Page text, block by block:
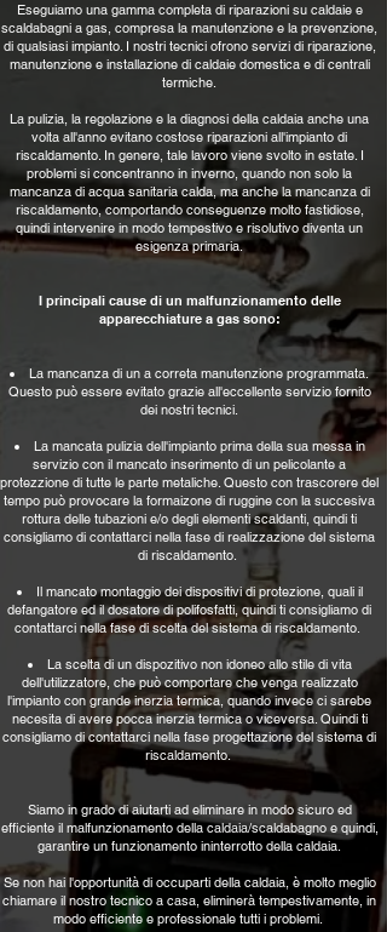
Eseguiamo una gamma completa di riparazioni su caldaie e
scaldabagni a gas, compresa la manutenzione e la prevenzione,
di qualsiasi impianto. I nostri tecnici ofrono servizi di riparazione,
manutenzione e installazione di caldaie domestica e di centrali
termiche.
La pulizia, la regolazione e la diagnosi della caldaia anche una
volta all'anno evitano costose riparazioni all'impianto di
riscaldamento. In genere, tale lavoro viene svolto in estate. I
problemi si concentranno in inverno, quando non solo la
mancanza di acqua sanitaria calda, ma anche la mancanza di
riscaldamento, comportando conseguenze molto fastidiose,
quindi intervenire in modo tempestivo e risolutivo diventa un
esigenza primaria.
I principali cause di un malfunzionamento delle
apparecchiature a gas sono:
La mancanza di un a correta manutenzione programmata.
Questo può essere evitato grazie all'eccellente servizio fornito
dei nostri tecnici.
La mancata pulizia dell'impianto prima della sua messa in
servizio con il mancato inserimento di un pelicolante a
protezzione di tutte le parte metaliche. Questo con trascorere del
tempo può provocare la formaizone di ruggine con la succesiva
rottura delle tubazioni e/o degli elementi scaldanti, quindi ti
consigliamo di contattarci nella fase di realizzazione del sistema
di riscaldamento.
Il mancato montaggio dei dispositivi di protezione, quali il
defangatore ed il dosatore di polifosfatti, quindi ti consigliamo di
contattarci nella fase di scelta del sistema di riscaldamento.
La scelta di un dispozitivo non idoneo allo stile di vita
dell'utilizzatore, che può comportare che venga realizzato
l'impianto con grande inerzia termica, quando invece ci sarebe
necesita di avere pocca inerzia termica o viceversa. Quindi ti
consigliamo di contattarci nella fase progettazione del sistema di
riscaldamento.
Siamo in grado di aiutarti ad eliminare in modo sicuro ed
efficiente il malfunzionamento della caldaia/scaldabagno e quindi,
garantire un funzionamento ininterrotto della caldaia.
Se non hai l'opportunità di occuparti della caldaia, è molto meglio
chiamare il nostro tecnico a casa, eliminerà tempestivamente, in
modo efficiente e professionale tutti i problemi.